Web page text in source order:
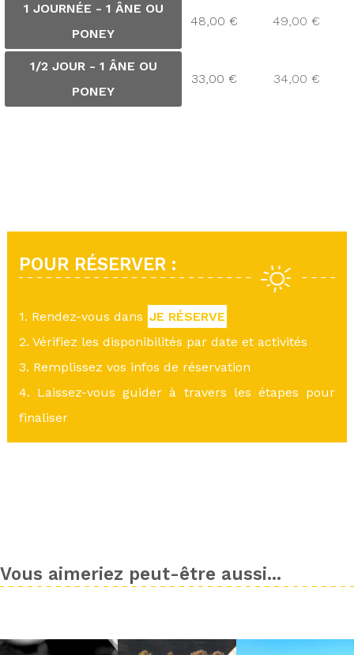
1 JOURNÉE - 1 ÂNE OU
PONEY
48,00 € 49,00 €
1/2 JOUR - 1 ÂNE OU
PONEY
33,00 € 34,00 €
POUR RÉSERVER :
1. Rendez-vous dans JE RÉSERVE
2. Vérifiez les disponibilités par date et activités
3. Remplissez vos infos de réservation
4. Laissez-vous guider à travers les étapes pour
finaliser
Vous aimeriez peut-être aussi...